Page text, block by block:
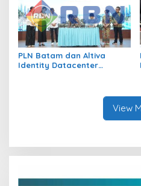
PLN Batam dan Altiva
Identity Datacenter
View